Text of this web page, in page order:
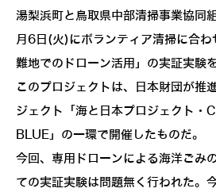
湯梨浜町と鳥取県中部清掃事業協同
月6日(火)にボランティア清掃に合わ
難地でのドローン活用」の実証実験
このプロジェクトは、日本財団が推
ジェクト「海と日本プロジェクト
BLUE」の一環で開催したものだ。
今回、専用ドローンによる海洋ごみ
ての実証実験は問題無く行われた。